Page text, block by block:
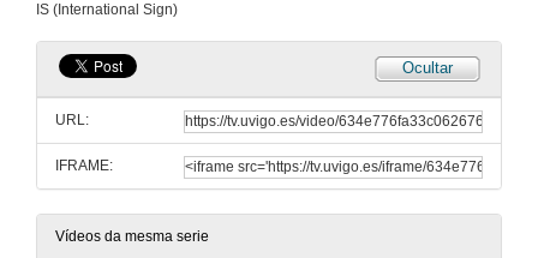
IS (International Sign)
Ocultar
URL:
IFRAME:
Vídeos da mesma serie
Apertura da xornada